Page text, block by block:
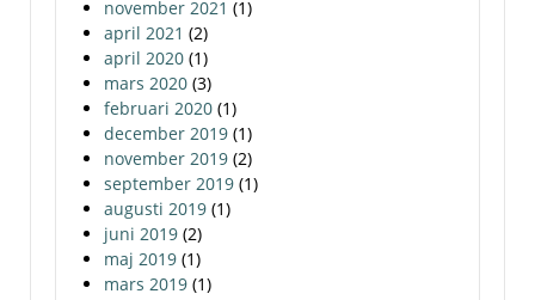
november 2021 (1)
april 2021 (2)
april 2020 (1)
mars 2020 (3)
februari 2020 (1)
december 2019 (1)
november 2019 (2)
september 2019 (1)
augusti 2019 (1)
juni 2019 (2)
maj 2019 (1)
mars 2019 (1)